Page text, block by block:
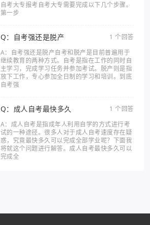
自考大专报考自考大专需要完成以下几个步骤。
第一步
Q：自考强还是脱产
1 个回答
A：自考强还是脱产自考和脱产是目前普遍用于
继续教育的两种方式。自考是指在工作的同时自
主学习，完成学习任务并参加考试。脱产则是指
放下工作，专心参加全日制的学习和培训。到底
自考强
Q：成人自考最快多久
1 个回答
A：成人自考是指成年人利用自学的方式进行考
试的一种途径。很多人对于成人自考速度存在疑
惑，究竟最快多久可以完成全部学业呢？下面我
将就这个问题进行解答。成人自考最快多久可以
完成全